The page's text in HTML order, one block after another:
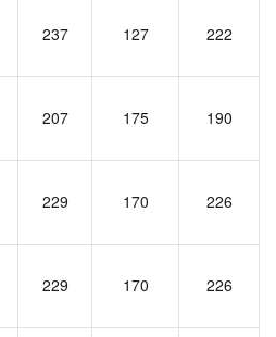
237 127 222
207 175 190
229 170 226
229 170 226